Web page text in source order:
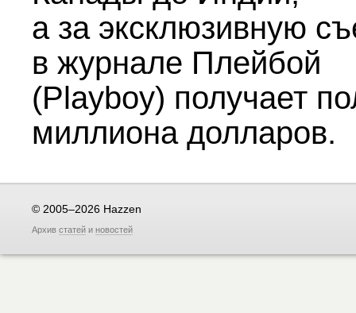
а за эксклюзивную
в журнале Плейбой
(Playboy) получает
миллиона долларов.
© 2005–2026 Hazzen
Архив статей и новостей